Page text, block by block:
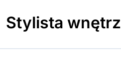
content
Stylista wnętrz